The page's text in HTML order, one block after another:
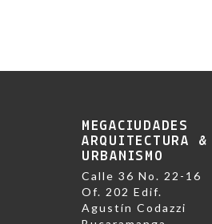
MEGACIUDADES
ARQUITECTURA &
URBANISMO
Calle 36 No. 22-16
Of. 202 Edif.
Agustín Codazzi